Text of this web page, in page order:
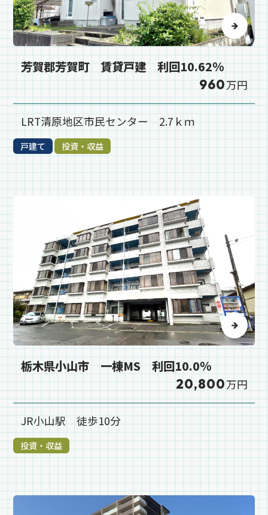
芳賀郡芳賀町 賃貸戸建 利回10.62％
960万円
LRT清原地区市民センター 2.7ｋｍ
戸建て 投資・収益
栃木県小山市 一棟MS 利回10.0％
20,800万円
JR小山駅 徒歩10分
投資・収益